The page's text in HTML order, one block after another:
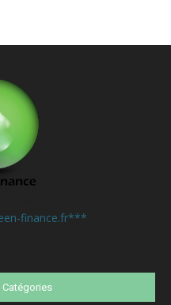
finance.fr***
Catégories